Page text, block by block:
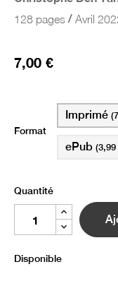
128 pages / Avril
7,00 €
Format
Imprimé
ePub (3,99
Quantité
Disponible